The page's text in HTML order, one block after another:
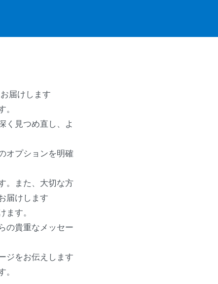
届けします
。
く見つめ直し、よ
オプションを明確
。また、大切な方
届けします
す。
の貴重なメッセー
ジをお伝えします
。